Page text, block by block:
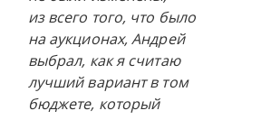
из всего того, что было
на аукционах, Андрей
выбрал, как я считаю
лучший вариант в том
бюджете, который